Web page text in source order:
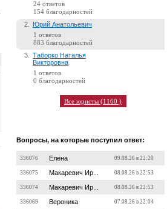
24 ответов
154 благодарностей
2. Юрий Анатольевич
1 ответов
883 благодарностей
3.
Таборко Наталья
Викторовна
1 ответов
0 благодарностей
Все юристы (1160 )
Вопросы, на которые поступил ответ:
336076 Елена 09.08.26 в 22:20
336075 Макаревич Ир... 08.08.26 в 22:53
336074 Макаревич Ир... 08.08.26 в 22:53
336069 Вероника 07.08.26 в 22:04